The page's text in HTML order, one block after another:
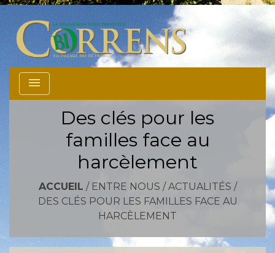
menu
Des clés pour les
familles face au
harcèlement
ACCUEIL / ENTRE NOUS /ACTUALITÉS /
DES CLÉS POUR LES FAMILLES FACE AU
HARCÈLEMENT